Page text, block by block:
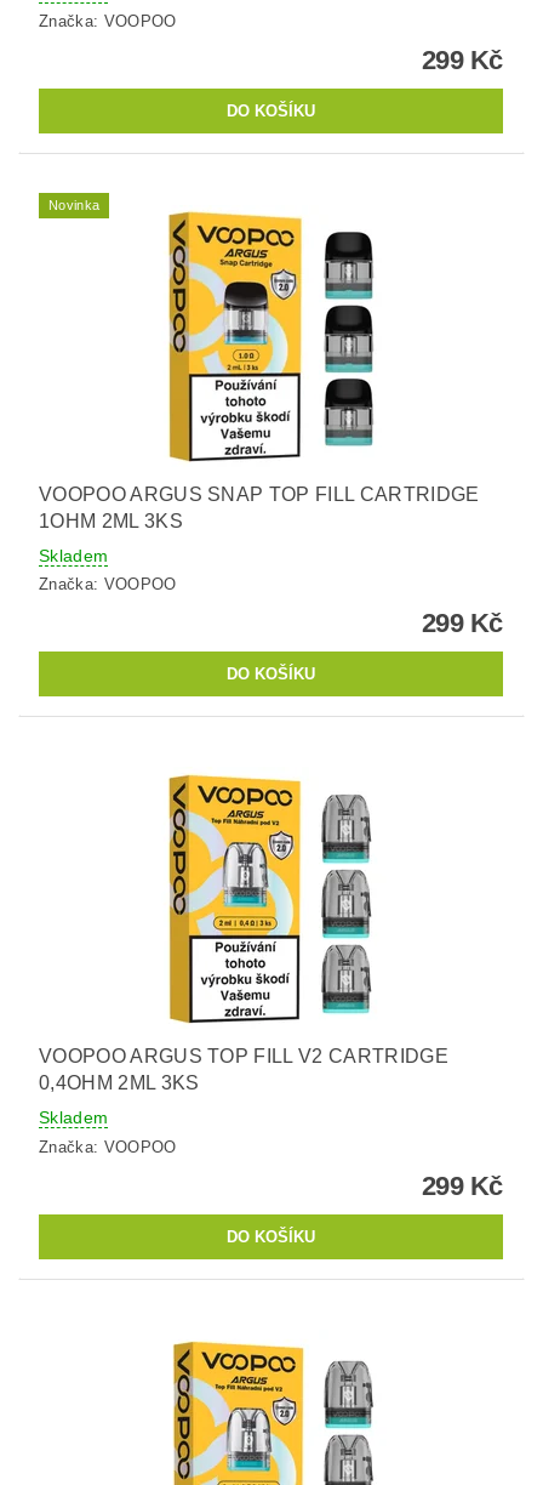
Značka: VOOPOO
299 Kč
Novinka
VOOPOO ARGUS SNAP TOP FILL CARTRIDGE
1OHM 2ML 3KS
Skladem
Značka: VOOPOO
299 Kč
VOOPOO ARGUS TOP FILL V2 CARTRIDGE
0,4OHM 2ML 3KS
Skladem
Značka: VOOPOO
299 Kč